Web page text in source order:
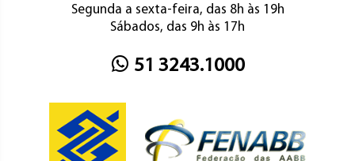
Segunda a sexta-feira, das 8h às 19h
Sábados, das 9h às 17h
51 3243.1000